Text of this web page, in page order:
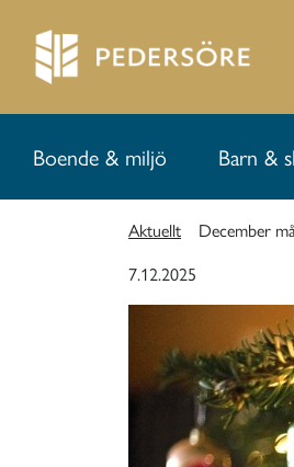
Boende & miljö Barn &
Aktuellt
December
7.12.2025